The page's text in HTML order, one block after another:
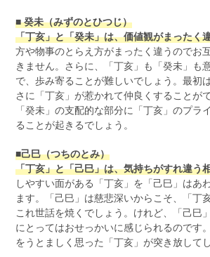
■ 癸未（みずのとひつじ）
「丁亥」と「癸未」は、価値観がまったく
方や物事のとらえ方がまったく違うのでお
きません。さらに、「丁亥」も「癸未」も
で、歩み寄ることが難しいでしょう。最初
さに「丁亥」が惹かれて仲良くすることが
「癸未」の支配的な部分に「丁亥」のプラ
ることが起きるでしょう。
■己巳（つちのとみ）
「丁亥」と「己巳」は、気持ちがすれ違う
しやすい面がある「丁亥」を「己巳」はあ
ます。「己巳」は慈悲深いからこそ、「丁
これ世話を焼くでしょう。けれど、「己巳
にとってはおせっかいに感じられるのです
をうとましく思った「丁亥」が突き放して